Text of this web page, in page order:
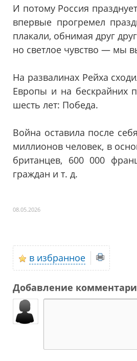
И потому Россия
впервые прогремел
плакали, обнимая друг
но светлое чувство — мы
На развалинах Рейха
Европы и на бескрайних
шесть лет: Победа.
Война оставила после
миллионов человек, в
британцев, 600 000
граждан и т. д.
08.05.2026
в избранное
Добавление